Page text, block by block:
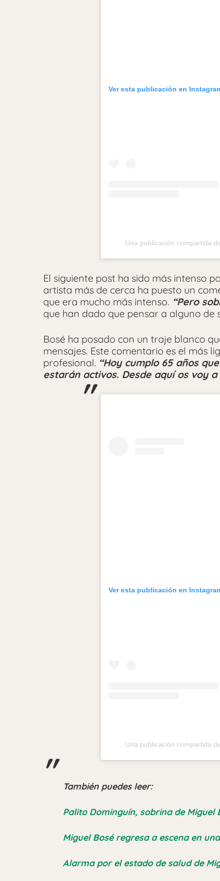
Ver esta publicación en
Una publicación compartida
El siguiente post ha sido más intenso
artista más de cerca ha puesto un
que era mucho más intenso. “Pero
que han dado que pensar a alguno de
Bosé ha posado con un traje blanco
mensajes. Este comentario es el más
profesional. “Hoy cumplo 65 años
estarán activos. Desde aquí os voy
Ver esta publicación en
Una publicación compartida
También puedes leer:
Palito Dominguín, sobrina de Miguel
Miguel Bosé regresa a escena en
Alarma por el estado de salud de